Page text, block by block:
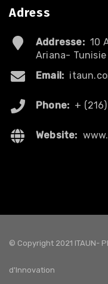
Adress
Addresse: 10
Ariana- Tunisie
Email:
Phone: +
Website:
© Copyright 2021 ITAUN-
d'Innovation